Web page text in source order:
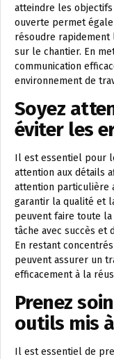
atteindre les
ouverte permet
résoudre
sur le chantier. En
communication
environnement de
Soyez
éviter les
Il est essentiel pour
attention aux détails
attention particulière
garantir la qualité et
peuvent faire toute la
tâche avec succès et
En restant
peuvent assurer un
efficacement à la
Prenez
outils mis
Il est essentiel de